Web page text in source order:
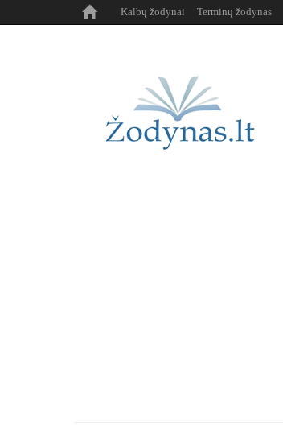
Kalbų žodynai Terminų žodynas